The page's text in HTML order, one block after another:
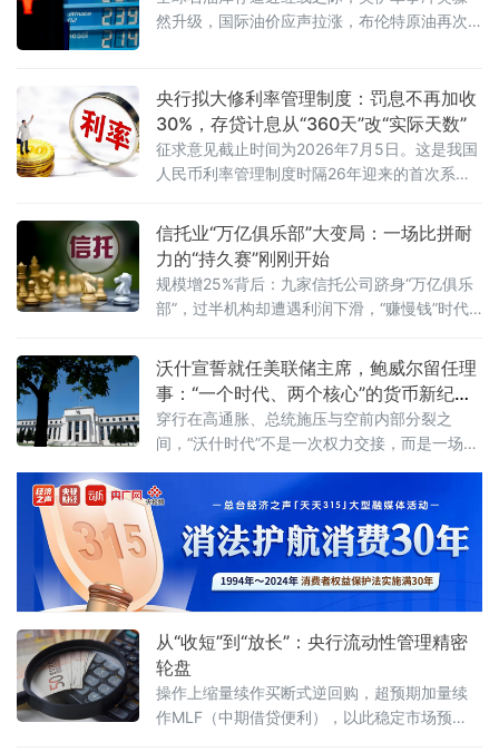
然升级，国际油价应声拉涨，布伦特原油再次
需基本面，成为主导价格的核心变量。6月10
日，国际原油市场经历了一场“双重驱动”的剧烈
波动。当日早盘，受美军对伊朗发动新一轮空
袭消息影响，WTI原油期货价格上涨1.63%，布
央行拟大修利率管理制度：罚息不再加收
30%，存贷计息从“360天”改“实际天数”
征求意见截止时间为2026年7月5日。这是我国
人民币利率管理制度时隔26年迎来的首次系统
贷款利率管理，明确央行与金融机构的职责，
同时整合散落在多份老旧规
信托业“万亿俱乐部”大变局：一场比拼耐
力的“持久赛”刚刚开始
规模增25%背后：九家信托公司跻身“万亿俱乐
部”，过半机构却遭遇利润下滑，“赚慢钱”时代
业务三分类新规三年过渡期正式画上句号。这
场自2023年3月启动、被称为行业近十年最大
业务改革的制度重塑，以一份沉甸甸的成绩单
落下帷幕——全行业受托资产规模突破34万亿
元，创出历史新高。三年前，原银保监会发
布“三分类新规”，将信托业务划
沃什宣誓就任美联储主席，鲍威尔留任理
事：“一个时代、两个核心”的货币新纪元
开启
穿行在高通胀、总统施压与空前内部分裂之
间，“沃什时代”不是一次权力交接，而是一场对
从“收短”到“放长”：央行流动性管理精密
轮盘
操作上缩量续作买断式逆回购，超预期加量续
作MLF（中期借贷便利），以此稳定市场预